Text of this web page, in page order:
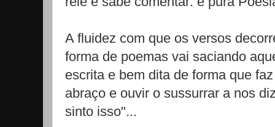
A fluidez com que os versos
forma de poemas vai saciando
escrita e bem dita de forma que
abraço e ouvir o sussurrar a nos
sinto isso"...